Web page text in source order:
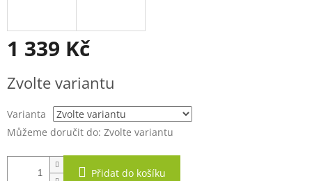
1 339 Kč
cena:
Zvolte variantu
Varianta
Můžeme doručit do: Zvolte variantu
Přidat do košíku